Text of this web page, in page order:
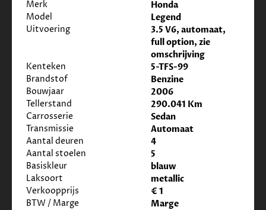
Merk Honda
Model Legend
Uitvoering
3.5 V6, automaat,
full option, zie
omschrijving
Kenteken 5-TFS-99
Brandstof Benzine
Bouwjaar 2006
Tellerstand 290.041 Km
Carrosserie Sedan
Transmissie Automaat
Aantal deuren 4
Aantal stoelen 5
Basiskleur blauw
Laksoort metallic
Verkoopprijs € 1
BTW / Marge Marge